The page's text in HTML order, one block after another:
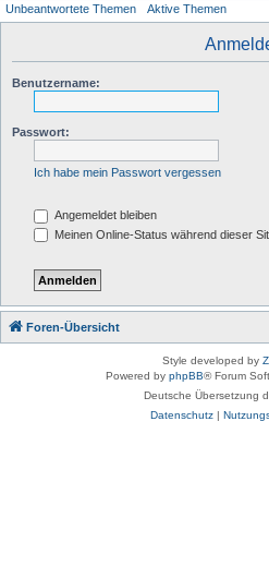
Unbeantwortete Themen Aktive Themen
Benutzername:
Passwort:
Ich habe mein Passwort vergessen
Angemeldet bleiben
Meinen Online-Status während dieser
Foren-Übersicht
Style developed by
Powered by phpBB® Forum
Deutsche Übersetzung
Datenschutz|